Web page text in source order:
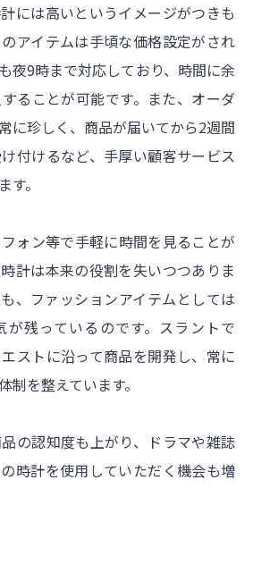
には高いというイメージがつきも
アイテムは手頃な価格設定がされ
夜9時まで対応しており、時間に余
ることが可能です。また、オーダ
に珍しく、商品が届いてから2週間
付けるなど、手厚い顧客サービス
。
ォン等で手軽に時間を見ることが
計は本来の役割を失いつつありま
、ファッションアイテムとしては
が残っているのです。スラントで
ストに沿って商品を開発し、常に
制を整えています。
の認知度も上がり、ドラマや雑誌
時計を使用していただく機会も増